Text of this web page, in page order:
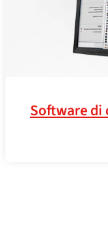
Software di